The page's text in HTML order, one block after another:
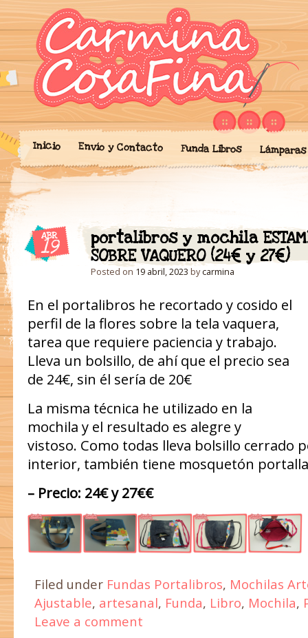
'Cosicas' de
Blog donde expongo mis
portalibros, mochilas,
cariño.
Inicio Envío y Contacto Funda Libros Lámparas
ABR
19
portalibros y mochila
SOBRE VAQUERO (24€ y 27€)
Posted on 19 abril, 2023 bycarmina
En el portalibros he recortado y cosido el
perfil de la flores sobre la tela vaquera,
tarea que requiere paciencia y trabajo.
Lleva un bolsillo, de ahí que el precio sea
de 24€, sin él sería de 20€
La misma técnica he utilizado en la
mochila y el resultado es alegre y
vistoso. Como todas lleva bolsillo cerrado
interior, también tiene mosquetón
– Precio: 24€ y 27€€
Filed under Fundas Portalibros, Mochilas
Ajustable, artesanal, Funda, Libro, Mochila,
Leave a comment